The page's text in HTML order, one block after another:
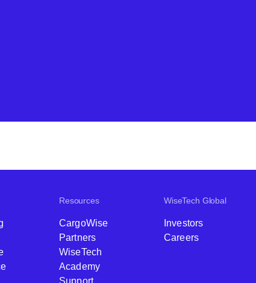
Resources
CargoWise
Partners
WiseTech
Academy
Support
WiseTech Global
Investors
Careers